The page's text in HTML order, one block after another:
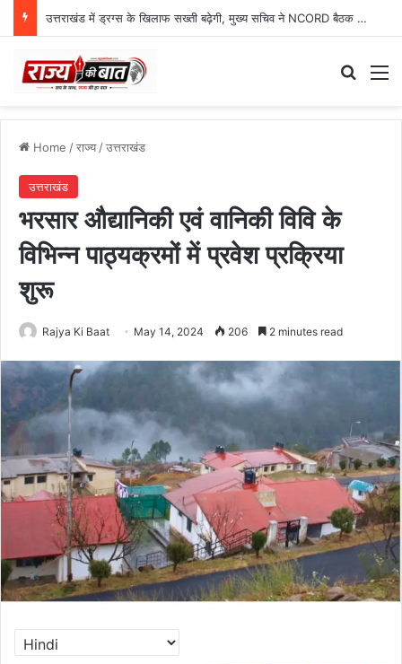
उत्तराखंड में ड्रग्स के खिलाफ सख्ती बढ़ेगी, मुख्य सचिव ने NCORD बैठक में दिए कड़े निर्देश
Home /राज्य/उत्तराखंड
उत्तराखंड
भरसार औद्यानिकी एवं वानिकी विवि के
विभिन्न पाठ्यक्रमों में प्रवेश प्रक्रिया
शुरू
Rajya Ki Baat May 14, 2024 206 2 minutes read